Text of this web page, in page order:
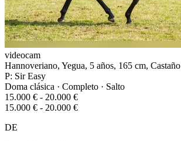
videocam
Hannoveriano, Yegua, 5 años, 165 cm, Castaño
P: Sir Easy
Doma clásica · Completo · Salto
15.000 € - 20.000 €
15.000 € - 20.000 €
DE